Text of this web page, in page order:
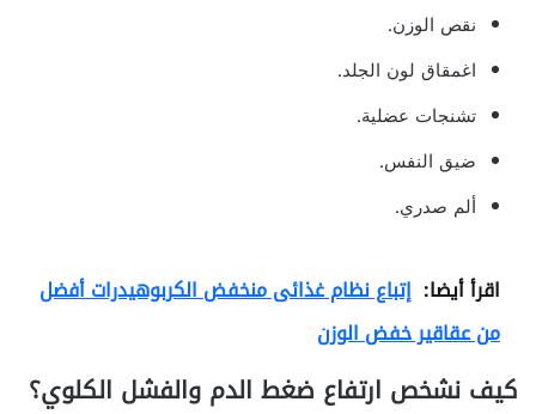
نقص الوزن.
اغمقاق لون الجلد.
تشنجات عضلية.
ضيق النفس.
ألم صدري.
اقرأ أيضا: إتباع نظام غذائى منخفض الكربوهيدرات أفضل
من عقاقير خفض الوزن
كيف نشخص ارتفاع ضغط الدم والفشل الكلوي؟